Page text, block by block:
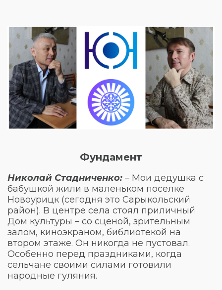
Фундамент
Николай Стадниченко: – Мои дедушка с
бабушкой жили в маленьком поселке
Новоурицк (сегодня это Сарыкольский
район). В центре села стоял приличный
Дом культуры – со сценой, зрительным
залом, киноэкраном, библиотекой на
втором этаже. Он никогда не пустовал.
Особенно перед праздниками, когда
сельчане своими силами готовили
народные гуляния.